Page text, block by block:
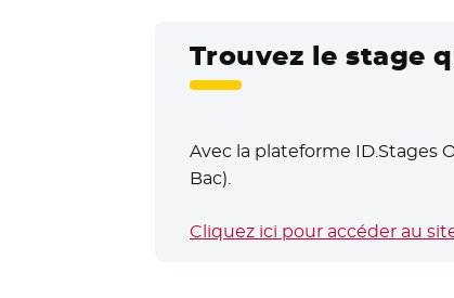
Trouvez le stage
Avec la plateforme ID.Stages
Bac).
Cliquez ici pour accéder au